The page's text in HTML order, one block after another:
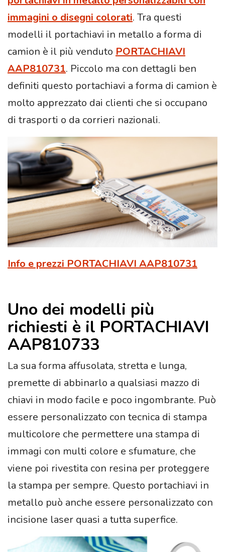
immagini o disegni colorati. Tra questi
modelli il portachiavi in metallo a forma di
camion è il più venduto PORTACHIAVI
AAP810731. Piccolo ma con dettagli ben
definiti questo portachiavi a forma di camion è
molto apprezzato dai clienti che si occupano
di trasporti o da corrieri nazionali.
Info e prezzi PORTACHIAVI AAP810731
Uno dei modelli più
richiesti è il PORTACHIAVI
AAP810733
La sua forma affusolata, stretta e lunga,
premette di abbinarlo a qualsiasi mazzo di
chiavi in modo facile e poco ingombrante. Può
essere personalizzato con tecnica di stampa
multicolore che permettere una stampa di
immagi con multi colore e sfumature, che
viene poi rivestita con resina per proteggere
la stampa per sempre. Questo portachiavi in
metallo può anche essere personalizzato con
incisione laser quasi a tutta superfice.